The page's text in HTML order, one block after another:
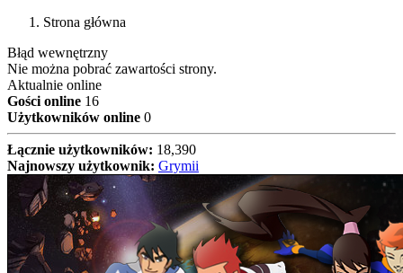
Strona główna
Błąd wewnętrzny
Nie można pobrać zawartości strony.
Aktualnie online
Gości online 16
Użytkowników online 0
Łącznie użytkowników: 18,390
Najnowszy użytkownik: Grymii